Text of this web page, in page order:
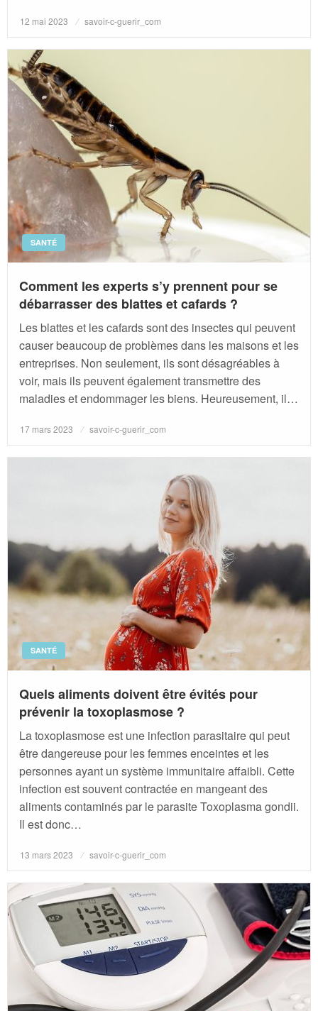
Posted
12 mai 2023 savoir-c-guerir_com
SANTÉ
Comment les experts s’y prennent pour se
débarrasser des blattes et cafards ?
Les blattes et les cafards sont des insectes qui peuvent
causer beaucoup de problèmes dans les maisons et les
entreprises. Non seulement, ils sont désagréables à
voir, mais ils peuvent également transmettre des
maladies et endommager les biens. Heureusement, il…
Posted
17 mars 2023 savoir-c-guerir_com
SANTÉ
Quels aliments doivent être évités pour
prévenir la toxoplasmose ?
La toxoplasmose est une infection parasitaire qui peut
être dangereuse pour les femmes enceintes et les
personnes ayant un système immunitaire affaibli. Cette
infection est souvent contractée en mangeant des
aliments contaminés par le parasite Toxoplasma gondii.
Il est donc…
Posted
13 mars 2023 savoir-c-guerir_com